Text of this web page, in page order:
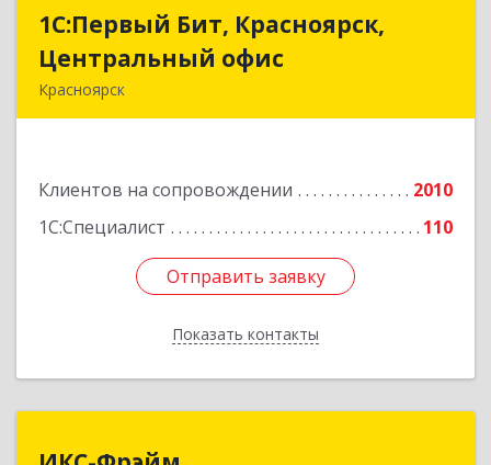
1С:Первый Бит, Красноярск,
Центральный офис
Красноярск
Клиентов на сопровождении
2010
1С:Специалист
110
Отправить заявку
Показать контакты
1С:Первый Бит, Красноярск,
Центральный офис
Подробнее
Отправить заявку
Назад